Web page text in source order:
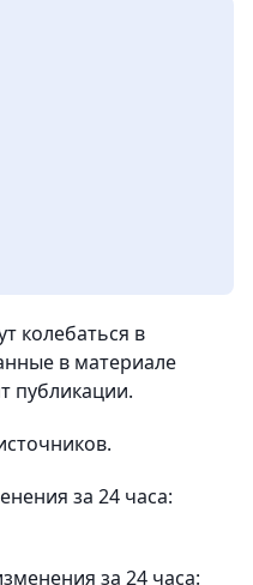
колебаться в
в материале
публикации.
за 24 часа:
за 24 часа: